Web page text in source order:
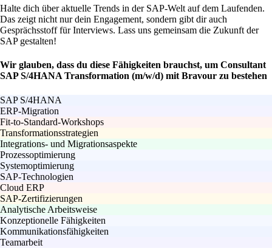
Halte dich über aktuelle Trends in der SAP-Welt auf dem Laufenden.
Das zeigt nicht nur dein Engagement, sondern gibt dir auch
Gesprächsstoff für Interviews. Lass uns gemeinsam die Zukunft der
SAP gestalten!
Wir glauben, dass du diese Fähigkeiten brauchst, um Consultant
SAP S/4HANA Transformation (m/w/d) mit Bravour zu bestehen
SAP S/4HANA
ERP-Migration
Fit-to-Standard-Workshops
Transformationsstrategien
Integrations- und Migrationsaspekte
Prozessoptimierung
Systemoptimierung
SAP-Technologien
Cloud ERP
SAP-Zertifizierungen
Analytische Arbeitsweise
Konzeptionelle Fähigkeiten
Kommunikationsfähigkeiten
Teamarbeit